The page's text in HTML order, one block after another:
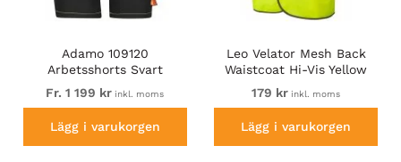
Adamo 109120
Arbetsshorts Svart
Fr. 1 199 kr inkl. moms
Lägg i varukorgen
Leo Velator Mesh Back
Waistcoat Hi-Vis Yellow
179 kr inkl. moms
Lägg i varukorgen